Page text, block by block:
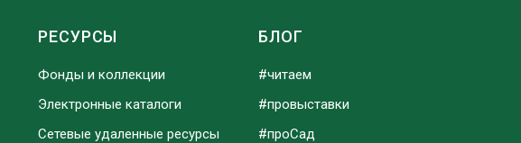
РЕСУРСЫ
Фонды и коллекции
Электронные каталоги
Сетевые удаленные ресурсы
БЛОГ
#читаем
#провыставки
#проСад